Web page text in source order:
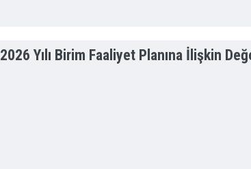
2026 Yılı Birim Faaliyet Planına İlişkin